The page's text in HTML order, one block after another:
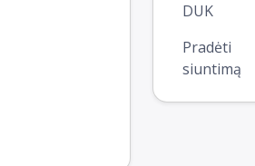
DUK
Pradėti
siuntimą